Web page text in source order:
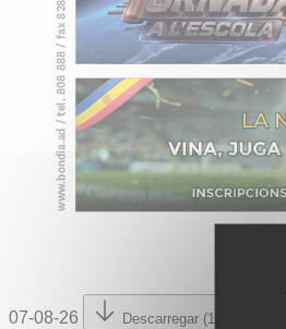
07-08-26 Descarregar (14.95 MB)